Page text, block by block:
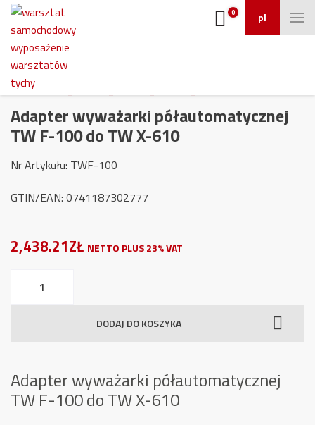
pl
0
Adapter wyważarki półautomatycznej
TW F-100 do TW X-610
Nr Artykułu: TWF-100
GTIN/EAN: 0741187302777
2,438.21ZŁ NETTO PLUS 23% VAT
Adapter
100
do
DODAJ DO KOSZYKA
Adapter wyważarki półautomatycznej
TW F-100 do TW X-610